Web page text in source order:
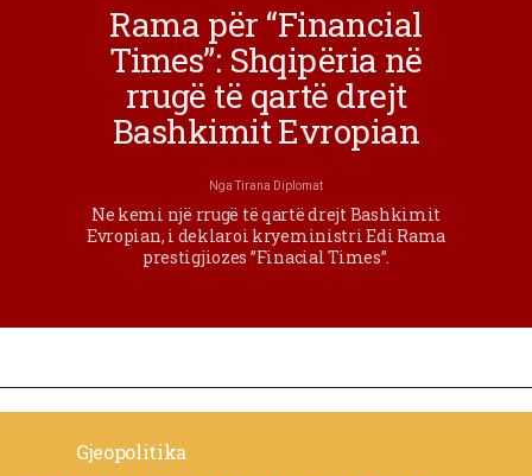
Rama për “Financial
Times”: Shqipëria në
rrugë të qartë drejt
Bashkimit Evropian
NgaTirana Diplomat
Ne kemi një rrugë të qartë drejt Bashkimit
Evropian, i deklaroi kryeministri Edi Rama
prestigjiozes ”Finacial Times”.
Gjeopolitika